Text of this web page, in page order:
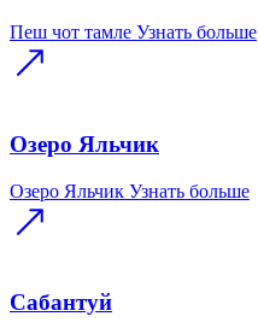
Пеш чот тамле Узнать больше
Озеро Яльчик
Озеро Яльчик Узнать больше
Сабантуй